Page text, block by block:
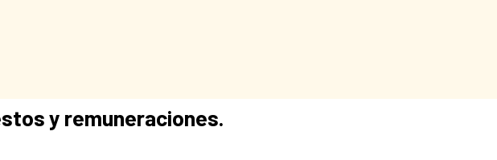
y remuneraciones.